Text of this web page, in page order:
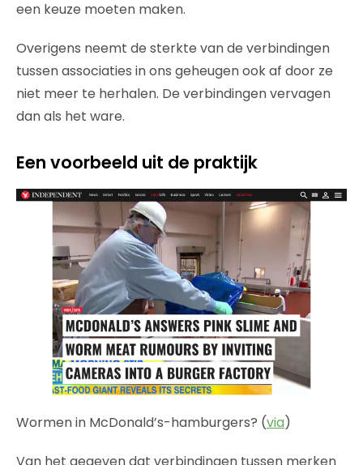
een keuze moeten maken.
Overigens neemt de sterkte van de verbindingen
tussen associaties in ons geheugen ook af door ze
niet meer te herhalen. De verbindingen vervagen
dan als het ware.
Een voorbeeld uit de praktijk
Wormen in McDonald’s-hamburgers? (via)
Van het gegeven dat verbindingen tussen merken